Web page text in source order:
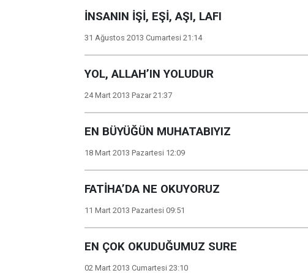
İNSANIN İŞİ, EŞİ, AŞI, LAFI
31 Ağustos 2013 Cumartesi 21:14
YOL, ALLAH’IN YOLUDUR
24 Mart 2013 Pazar 21:37
EN BÜYÜĞÜN MUHATABIYIZ
18 Mart 2013 Pazartesi 12:09
FATİHA’DA NE OKUYORUZ
11 Mart 2013 Pazartesi 09:51
EN ÇOK OKUDUĞUMUZ SURE
02 Mart 2013 Cumartesi 23:10